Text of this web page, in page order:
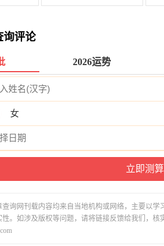
询评论
2026运势
女
查询网刊载内容均来自当地机构或网络，主要以
。如涉及版权等问题，请将链接反馈给我们，核